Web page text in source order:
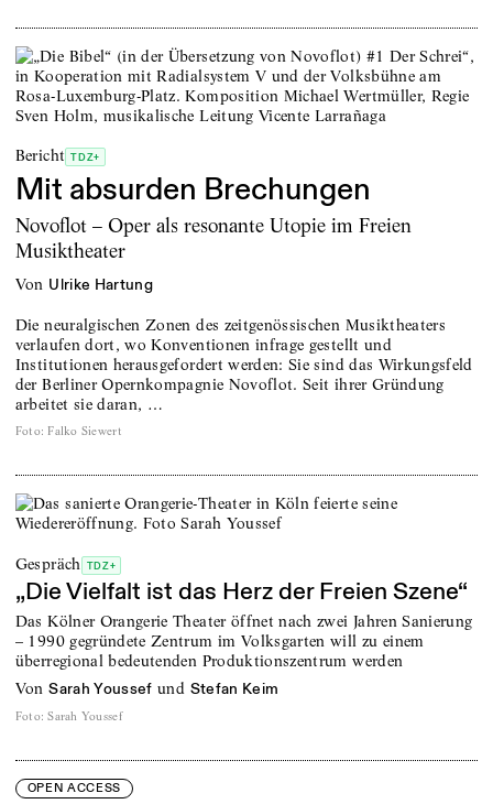
Bericht TDZ+
Mit absurden Brechungen
Novoflot – Oper als resonante Utopie im Freien
Musiktheater
von Ulrike Hartung
Die neuralgischen Zonen des zeitgenössischen Musiktheaters
verlaufen dort, wo Konventionen infrage gestellt und
Institutionen herausgefordert werden: Sie sind das Wirkungsfeld
der Berliner Opernkompagnie Novoflot. Seit ihrer Gründung
arbeitet sie daran, …
Foto: Falko Siewert
Gespräch TDZ+
„Die Vielfalt ist das Herz der Freien Szene“
Das Kölner Orangerie Theater öffnet nach zwei Jahren Sanierung
– 1990 gegründete Zentrum im Volksgarten will zu einem
überregional bedeutenden Produktionszentrum werden
von Sarah Youssef und Stefan Keim
Foto: Sarah Youssef
OPEN ACCESS